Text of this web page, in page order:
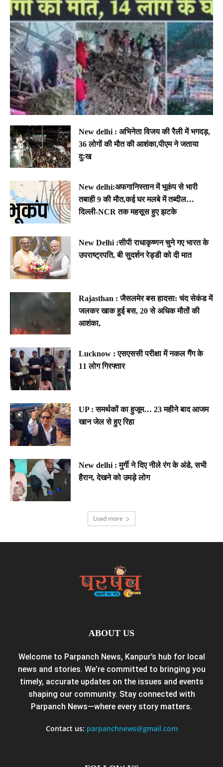
New delhi : अभिनेता विजय की रैली में भगदड़,
36 लोगों की मौत की आशंका,पीएम ने जताया
दुःख
New delhi:अफगानिस्तान में भूकंप से भारी
तबाही 9 की मौत,कई घर मलबे में तब्दील…
दिल्ली-NCR तक महसूस हुए झटके
New Delhi :सीपी राधाकृष्णन चुने गए भारत के
उपराष्ट्रपति, बी सुदर्शन रेड्डी को दी मात
Rajasthan : जैसलमेर बस हादसा: चंद सेकंड में
जलकर खाक हुई बस, 20 से अधिक मौतों की
आशंका,
Lucknow : एसएससी परीक्षा में नकल गैंग के
11 लोग गिरफ्तार
UP : समर्थकों का हुजूम… 23 महीने बाद आजम
खान जेल से हुए रिहा
New delhi : मुर्गी ने दिए नीले रंग के अंडे, सभी
हैरान, देखने को उमड़े लोग
Load more
ABOUT US
Welcome to Parpanch News, Kanpur’s hub for local
news and stories. We’re committed to bringing you
timely, accurate updates on the issues and events
shaping our community. Stay connected with
Parpanch News—where every story matters.
Contact us: parpanchnews@gmail.com